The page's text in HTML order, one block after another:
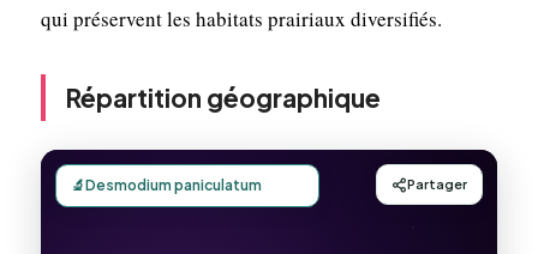
qui préservent les habitats prairiaux diversifiés.
Répartition géographique